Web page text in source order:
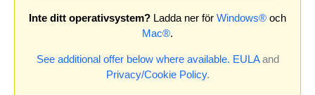
Inte ditt operativsystem? Ladda ner för Windows® och
Mac®.
See additional offer below where available. EULAand
Privacy/Cookie Policy.